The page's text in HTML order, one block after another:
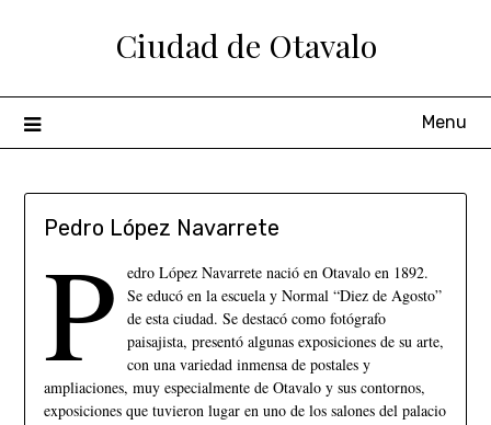
Ciudad de Otavalo
Menu
Pedro López Navarrete
P
edro López Navarrete nació en Otavalo en 1892.
Se educó en la escuela y Normal “Diez de Agosto”
de esta ciudad. Se destacó como fotógrafo
paisajista, presentó algunas exposiciones de su arte,
con una variedad inmensa de postales y
ampliaciones, muy especialmente de Otavalo y sus contornos,
exposiciones que tuvieron lugar en uno de los salones del palacio